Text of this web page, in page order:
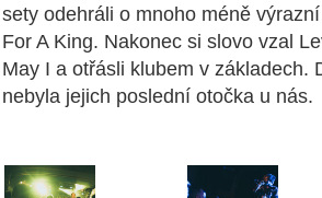
sety odehráli o mnoho méně
For A King. Nakonec si slovo vzal
May I a otřásli klubem v základech.
nebyla jejich poslední otočka u nás.